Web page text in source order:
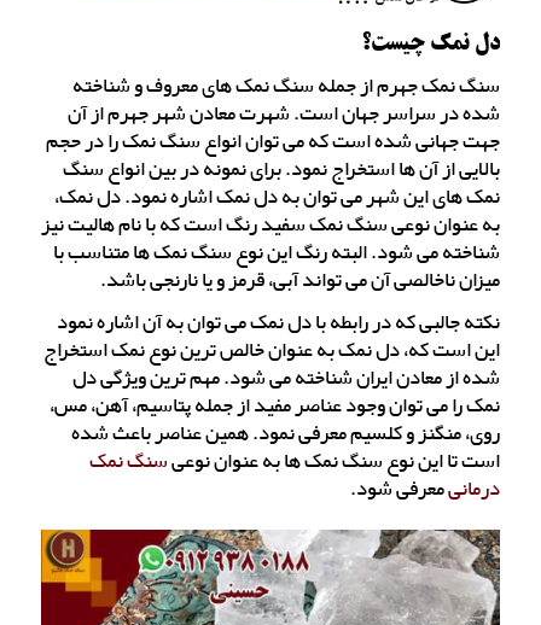
دل نمک چیست؟
سنگ نمک جهرم از جمله سنگ نمک های معروف و شناخته
شده در سراسر جهان است. شهرت معادن شهر جهرم از آن
جهت جهانی شده است که می توان انواع سنگ نمک را در حجم
بالایی از آن ها استخراج نمود. برای نمونه در بین انواع سنگ
نمک های این شهر می توان به دل نمک اشاره نمود. دل نمک،
به عنوان نوعی سنگ نمک سفید رنگ است که با نام هالیت نیز
شناخته می شود. البته رنگ این نوع سنگ نمک ها متناسب با
میزان ناخالصی آن می تواند آبی، قرمز و یا نارنجی باشد.
نکته جالبی که در رابطه با دل نمک می توان به آن اشاره نمود
این است که، دل نمک به عنوان خالص ترین نوع نمک استخراج
شده از معادن ایران شناخته می شود. مهم ترین ویژگی دل
نمک را می توان وجود عناصر مفید از جمله پتاسیم، آهن، مس،
روی، منگنز و کلسیم معرفی نمود. همین عناصر باعث شده
است تا این نوع سنگ نمک ها به عنوان نوعیسنگ نمک
درمانیمعرفی شود.